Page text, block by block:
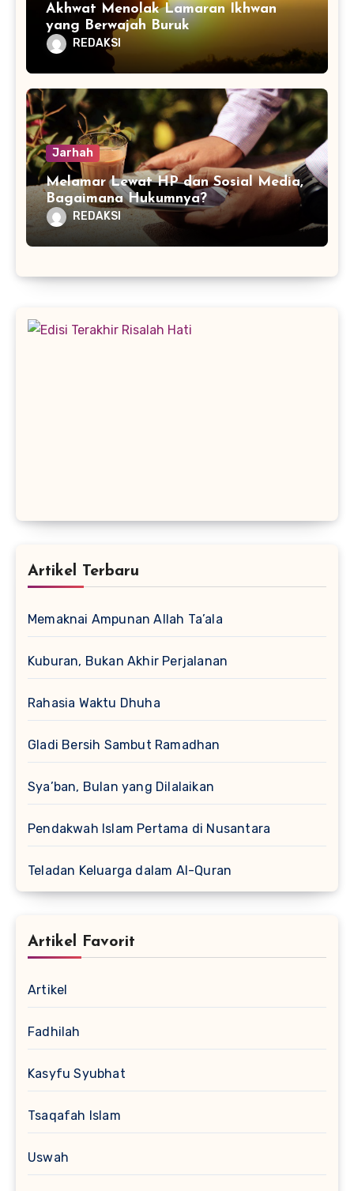
Akhwat Menolak Lamaran Ikhwan
yang Berwajah Buruk
REDAKSI
Jarhah
Melamar Lewat HP dan Sosial Media,
Bagaimana Hukumnya?
REDAKSI
Artikel Terbaru
Memaknai Ampunan Allah Ta’ala
Kuburan, Bukan Akhir Perjalanan
Rahasia Waktu Dhuha
Gladi Bersih Sambut Ramadhan
Sya’ban, Bulan yang Dilalaikan
Pendakwah Islam Pertama di Nusantara
Teladan Keluarga dalam Al-Quran
Artikel Favorit
Artikel
Fadhilah
Kasyfu Syubhat
Tsaqafah Islam
Uswah